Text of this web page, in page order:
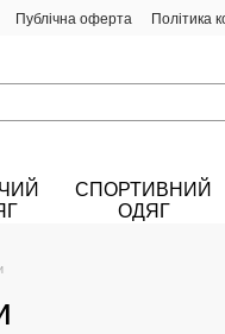
Публічна оферта Політика
СПОРТИВНИЙ
ОДЯГ